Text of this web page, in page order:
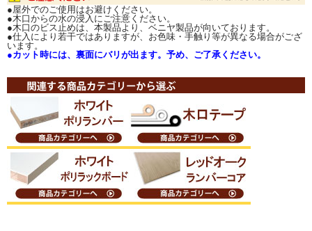
●屋外でのご使用はお避けください。
●木口からの水の浸入にご注意ください。
●木口のビス止めは、本製品より、ベニヤ製品が向いております。
●仕入により若干ではありますが、お色味・手触り等が異なる場合がござ
います。
●カット時には、裏面にバリが出ます。予め、ご了承ください。